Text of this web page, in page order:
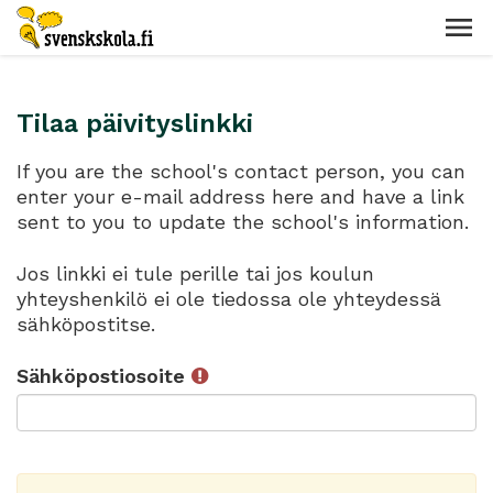
Tilaa päivityslinkki
If you are the school's contact person, you can
enter your e-mail address here and have a link
sent to you to update the school's information.
Jos linkki ei tule perille tai jos koulun
yhteyshenkilö ei ole tiedossa ole yhteydessä
sähköpostitse.
Sähköpostiosoite